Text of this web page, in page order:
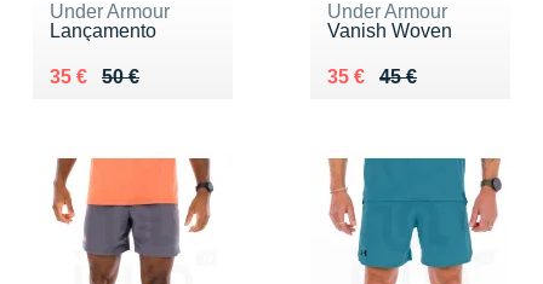
Under Armour
Lançamento
50 €
Au lieu de 50 €
35 €
Vendu 35 €
Under Armour
Vanish Woven
45 €
Au lieu de 45 €
35 €
Vendu 35 €